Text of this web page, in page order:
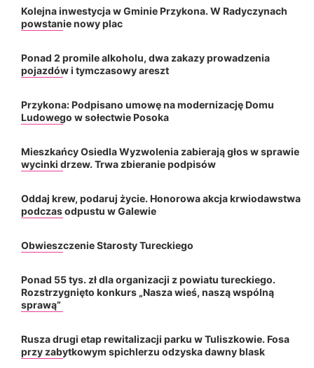
Kolejna inwestycja w Gminie Przykona. W Radyczynach
powstanie nowy plac
Ponad 2 promile alkoholu, dwa zakazy prowadzenia
pojazdów i tymczasowy areszt
Przykona: Podpisano umowę na modernizację Domu
Ludowego w sołectwie Posoka
Mieszkańcy Osiedla Wyzwolenia zabierają głos w sprawie
wycinki drzew. Trwa zbieranie podpisów
Oddaj krew, podaruj życie. Honorowa akcja krwiodawstwa
podczas odpustu w Galewie
Obwieszczenie Starosty Tureckiego
Ponad 55 tys. zł dla organizacji z powiatu tureckiego.
Rozstrzygnięto konkurs „Nasza wieś, naszą wspólną
sprawą”
Rusza drugi etap rewitalizacji parku w Tuliszkowie. Fosa
przy zabytkowym spichlerzu odzyska dawny blask